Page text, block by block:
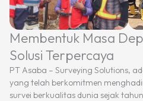
Membentuk Masa
Solusi Terpercaya
PT Asaba – Surveying Solutions,
yang telah berkomitmen
survei berkualitas dunia sejak